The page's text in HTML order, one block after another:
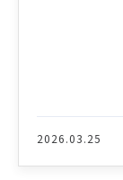
2026.03.25